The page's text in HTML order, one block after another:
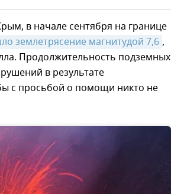
в начале сентября на границе
землетрясение магнитудой 7,6 ,
Продолжительность подземных
в результате
с просьбой о помощи никто не